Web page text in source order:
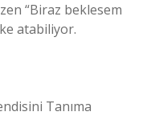
“Biraz beklesem
atabiliyor.
Tanıma